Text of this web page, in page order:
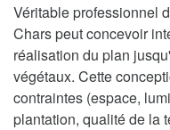
Véritable professionnel
Chars peut concevoir
réalisation du plan
végétaux. Cette
contraintes (espace,
plantation, qualité de la